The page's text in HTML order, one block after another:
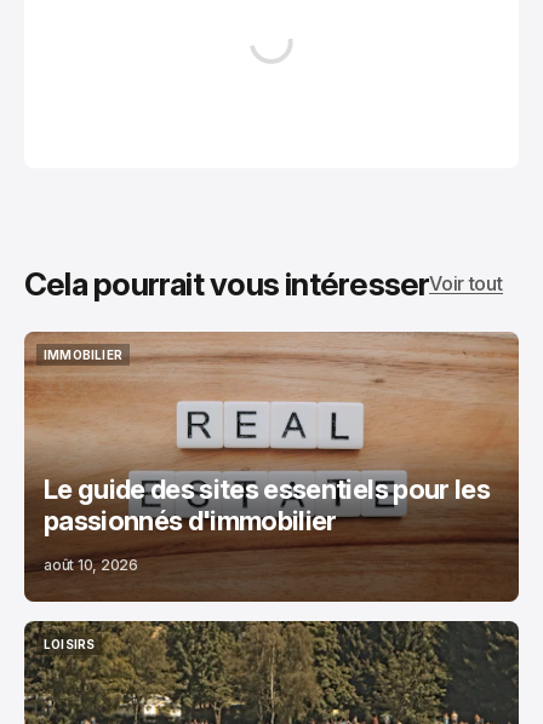
Cela pourrait vous intéresserVoir tout
IMMOBILIER
IMMOBILIER
Le guide des sites essentiels pour les
passionnés d'immobilier
août 10, 2026
LOISIRS
LOISIRS